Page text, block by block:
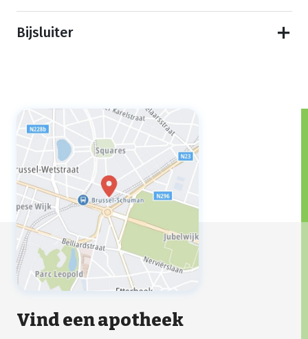
Bijsluiter
Vind een apotheek